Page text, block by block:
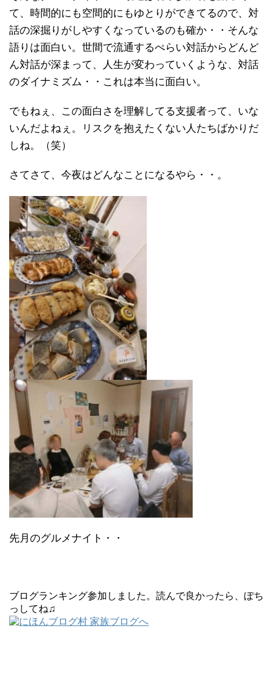
て、時間的にも空間的にもゆとりができてるので、対
話の深掘りがしやすくなっているのも確か・・そんな
語りは面白い。世間で流通するぺらい対話からどんど
ん対話が深まって、人生が変わっていくような、対話
のダイナミズム・・これは本当に面白い。
でもねぇ、この面白さを理解してる支援者って、いな
いんだよねぇ。リスクを抱えたくない人たちばかりだ
しね。（笑）
さてさて、今夜はどんなことになるやら・・。
先月のグルメナイト・・
ブログランキング参加しました。読んで良かったら、ぽち
っしてね♫